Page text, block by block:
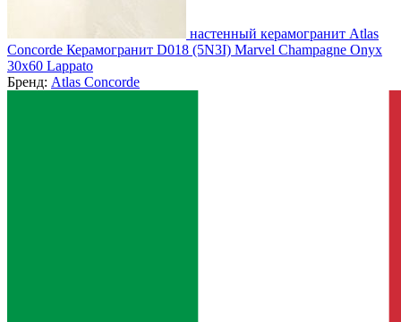
настенный керамогранит Atlas
Concorde Керамогранит D018 (5N3I) Marvel Champagne Onyx
30x60 Lappato
Бренд: Atlas Concorde